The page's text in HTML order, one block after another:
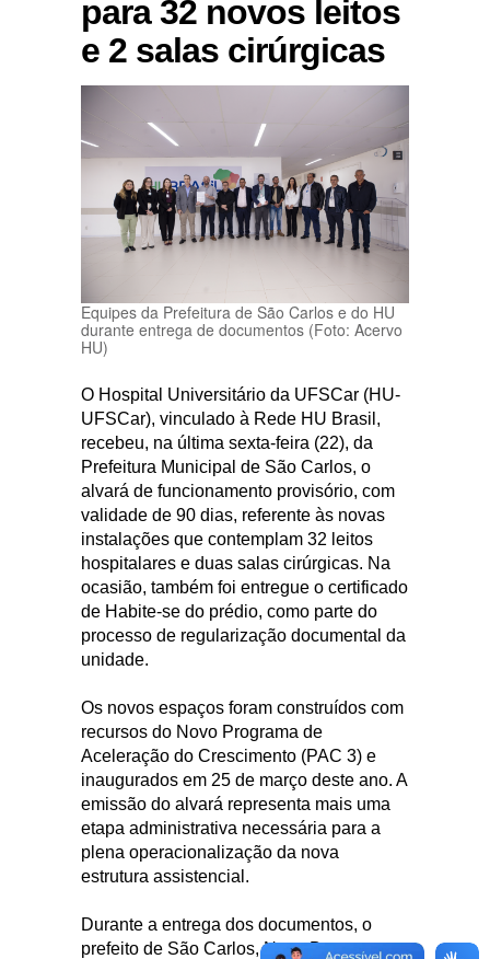
para 32 novos leitos
e 2 salas cirúrgicas
Equipes da Prefeitura de São Carlos e do HU
durante entrega de documentos (Foto: Acervo
HU)
O Hospital Universitário da UFSCar (HU-
UFSCar), vinculado à Rede HU Brasil,
recebeu, na última sexta-feira (22), da
Prefeitura Municipal de São Carlos, o
alvará de funcionamento provisório, com
validade de 90 dias, referente às novas
instalações que contemplam 32 leitos
hospitalares e duas salas cirúrgicas. Na
ocasião, também foi entregue o certificado
de Habite-se do prédio, como parte do
processo de regularização documental da
unidade.
Os novos espaços foram construídos com
recursos do Novo Programa de
Aceleração do Crescimento (PAC 3) e
inaugurados em 25 de março deste ano. A
emissão do alvará representa mais uma
etapa administrativa necessária para a
plena operacionalização da nova
estrutura assistencial.
Durante a entrega dos documentos, o
prefeito de São Carlos, Netto Donato,